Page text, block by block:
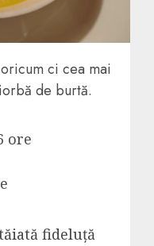
ci cea mai
de burtă.
ore
fideluță